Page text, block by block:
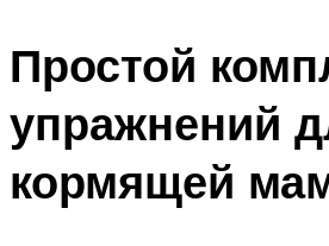
Простой
упражнений
кормящей